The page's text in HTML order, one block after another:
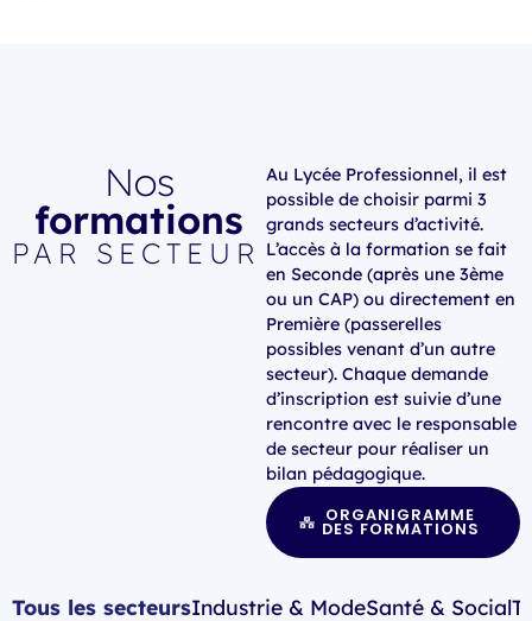
Nos
formations
PAR SECTEUR
Au Lycée Professionnel, il est
possible de choisir parmi 3
grands secteurs d’activité.
L’accès à la formation se fait
en Seconde (après une 3ème
ou un CAP) ou directement en
Première (passerelles
possibles venant d’un autre
secteur). Chaque demande
d’inscription est suivie d’une
rencontre avec le responsable
de secteur pour réaliser un
bilan pédagogique.
ORGANIGRAMME
DES FORMATIONS
Industrie & ModeSanté & Social
Tous les secteurs